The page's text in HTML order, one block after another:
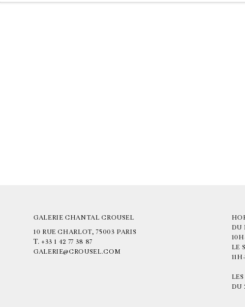
GALERIE CHANTAL CROUSEL
10 RUE CHARLOT, 75003 PARIS
T. +33 1 42 77 38 87
GALERIE@CROUSEL.COM
DU
LE
DU